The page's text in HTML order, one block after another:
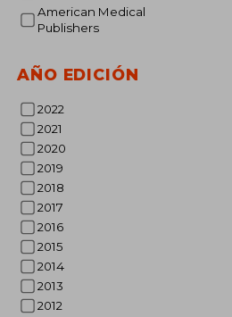
American Medical
Publishers
AÑO EDICIÓN
2022
2021
2020
2019
2018
2017
2016
2015
2014
2013
2012